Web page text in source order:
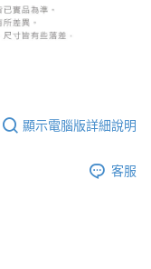
顯示電腦版詳細說明
客服